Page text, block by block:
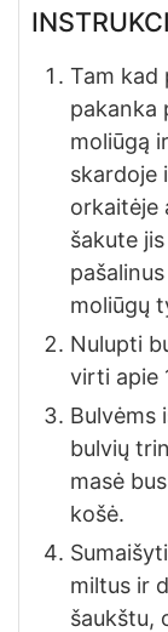
Tam kad
pakanka
moliūgą
skardoje
orkaitėje
šakute
moliūgų
Nulupti
virti apie
Bulvėms
bulvių
masė
košė.
miltus ir
šaukštu,